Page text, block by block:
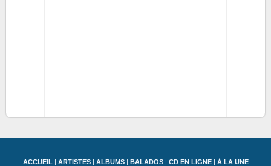
ACCUEIL | ARTISTES| ALBUMS| BALADOS| CD EN LIGNE| À LA UNE